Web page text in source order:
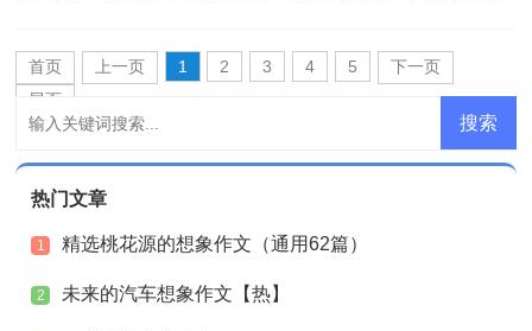
首页 上一页 1 2 3 4 5
下一页
尾页
热门文章
1 精选桃花源的想象作文（通用62篇）
2 未来的汽车想象作文【热】